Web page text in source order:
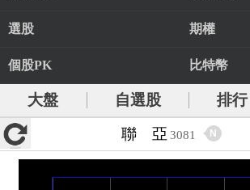
選股 期權
個股PK 比特幣
大盤 自選股 排行
聯 亞 3081 N